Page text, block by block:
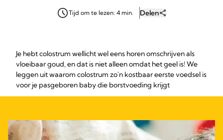
Tijd om te lezen: 4 min. Delen
Je hebt colostrum wellicht wel eens horen omschrijven als
vloeibaar goud, en dat is niet alleen omdat het geel is! We
leggen uit waarom colostrum zo'n kostbaar eerste voedsel is
voor je pasgeboren baby die borstvoeding krijgt